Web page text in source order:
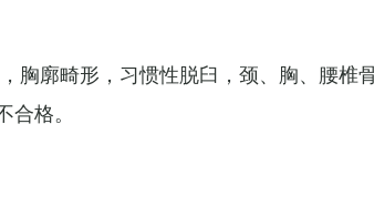
胸廓畸形，习惯性脱臼，颈、胸、腰椎
格。